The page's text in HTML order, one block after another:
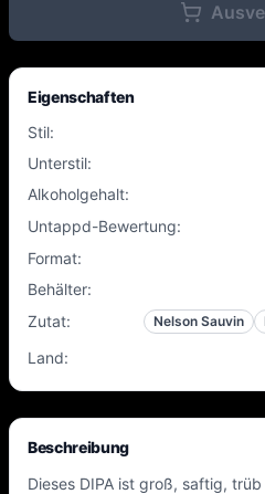
Eigenschaften
Stil:
Unterstil:
Alkoholgehalt:
Untappd-Bewertung:
Format:
Behälter:
Zutat: Nelson Sauvin
Land:
Beschreibung
Dieses DIPA ist groß, saftig,